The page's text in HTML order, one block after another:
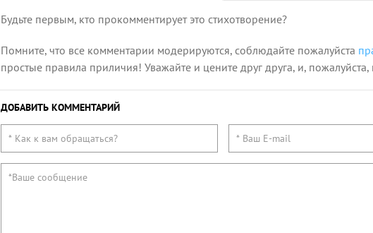
Будьте первым, кто прокомментирует это стихотворение?
Помните, что все комментарии модерируются, соблюдайте пожалуйста
простые правила приличия! Уважайте и цените друг друга, и, пожалуйста,
ДОБАВИТЬ КОММЕНТАРИЙ